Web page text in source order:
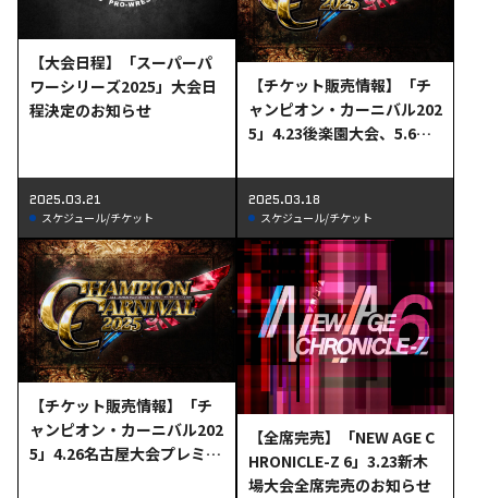
【大会日程】「スーパーパ
ワーシリーズ2025」大会日
程決定のお知らせ
2025.03.21
スケジュール/チケット
【チケット販売情報】「チ
ャンピオン・カーニバル202
5」4.23後楽園大会、5.6後
残りわずかのお知らせ
2025.03.18
スケジュール/チケット
【チケット販売情報】「チ
ャンピオン・カーニバル202
5」4.26名古屋大会プレミア
【全席完売】「NEW AGE C
HRONICLE-Z 6」3.23新木
場大会全席完売のお知らせ